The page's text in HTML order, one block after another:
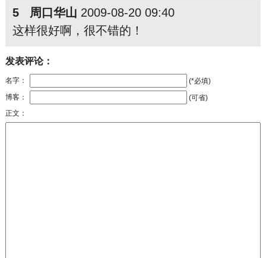
5 周口华山 2009-08-20 09:40
这样很好啊，很不错的！
发表评论：
名字：
(*必填)
博客：
(可省)
正文：